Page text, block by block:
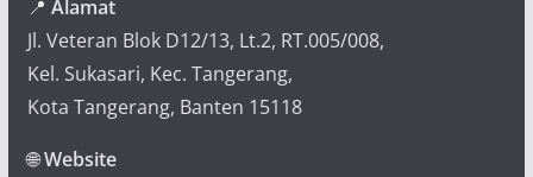
📍 Alamat
Jl. Veteran Blok D12/13, Lt.2, RT.005/008,
Kel. Sukasari, Kec. Tangerang,
Kota Tangerang, Banten 15118
🌐Website